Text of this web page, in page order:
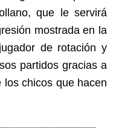
que le servirá
mostrada en la
de rotación y
partidos gracias a
chicos que hacen